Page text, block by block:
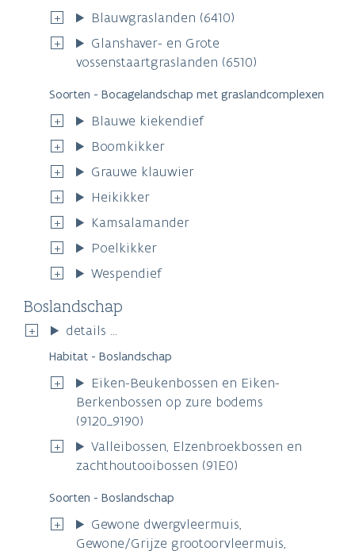
Blauwgraslanden (6410)
Glanshaver- en Grote
vossenstaartgraslanden (6510)
Soorten - Bocagelandschap met graslandcomplexen
Blauwe kiekendief
Boomkikker
Grauwe klauwier
Heikikker
Kamsalamander
Poelkikker
Wespendief
Boslandschap
details ...
Habitat - Boslandschap
Eiken-Beukenbossen en Eiken-
Berkenbossen op zure bodems
(9120_9190)
Valleibossen, Elzenbroekbossen en
zachthoutooibossen (91E0)
Soorten - Boslandschap
Gewone dwergvleermuis,
Gewone/Grijze grootoorvleermuis,